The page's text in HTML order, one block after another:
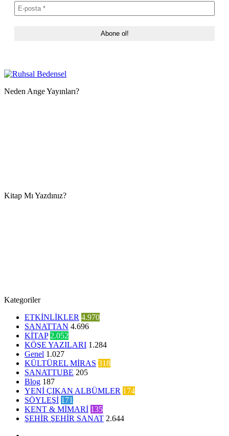
Neden Ange Yayınları?
Kitap Mı Yazdınız?
Kategoriler
ETKİNLİKLER 4.970
SANATTAN 4.696
KİTAP 2.052
KÖŞE YAZILARI 1.284
Genel 1.027
KÜLTÜREL MİRAS 318
SANATTUBE 205
Blog 187
YENİ ÇIKAN ALBÜMLER 174
SÖYLEŞİ 171
KENT & MİMARİ 135
ŞEHİR ŞEHİR SANAT 2.644